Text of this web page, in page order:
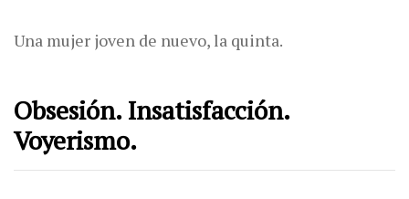
Una mujer joven de nuevo, la quinta.
Obsesión. Insatisfacción.
Voyerismo.